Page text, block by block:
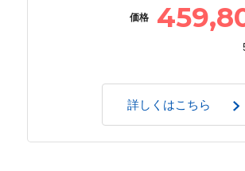
価格
詳しくはこちら